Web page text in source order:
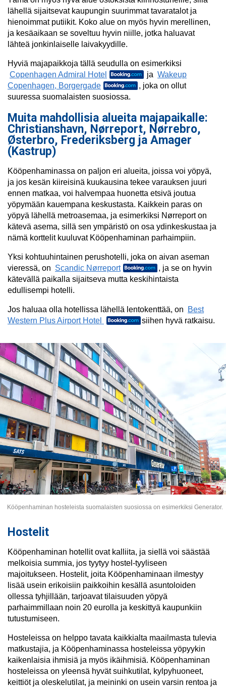
lähellä sijaitsevat kaupungin suurimmat tavaratalot ja
hienoimmat putiikit. Koko alue on myös hyvin merellinen,
ja kesäaikaan se soveltuu hyvin niille, jotka haluavat
lähteä jonkinlaiselle laivakyydille.
Hyviä majapaikkoja tällä seudulla on esimerkiksi
Copenhagen Admiral Hotel
ja Wakeup
Copenhagen, Borgergade
, joka on ollut
suuressa suomalaisten suosiossa.
Muita mahdollisia alueita majapaikalle:
Christianshavn, Nørreport, Nørrebro,
Østerbro, Frederiksberg ja Amager
(Kastrup)
Kööpenhaminassa on paljon eri alueita, joissa voi yöpyä,
ja jos kesän kiireisinä kuukausina tekee varauksen juuri
ennen matkaa, voi halvempaa huonetta etsivä joutua
yöpymään kauempana keskustasta. Kaikkein paras on
yöpyä lähellä metroasemaa, ja esimerkiksi Nørreport on
kätevä asema, sillä sen ympäristö on osa ydinkeskustaa ja
nämä korttelit kuuluvat Kööpenhaminan parhaimpiin.
Yksi kohtuuhintainen perushotelli, joka on aivan aseman
vieressä, on Scandic Nørreport
, ja se on hyvin
kätevällä paikalla sijaitseva mutta keskihintaista
edullisempi hotelli.
Jos haluaa olla hotellissa lähellä lentokenttää, on
Best
Western Plus Airport Hotel
siihen hyvä ratkaisu.
Kööpenhaminan hosteleista suomalaisten suosiossa on esimerkiksi Generator.
Hostelit
Kööpenhaminan hotellit ovat kalliita, ja siellä voi säästää
melkoisia summia, jos tyytyy hostel-tyyliseen
majoitukseen. Hostelit, joita Kööpenhaminaan ilmestyy
lisää usein erikoisiin paikkoihin kesällä asuntoloiden
ollessa tyhjillään, tarjoavat tilaisuuden yöpyä
parhaimmillaan noin 20 eurolla ja keskittyä kaupunkiin
tutustumiseen.
Hosteleissa on helppo tavata kaikkialta maailmasta tulevia
matkustajia, ja Kööpenhaminassa hosteleissa yöpyykin
kaikenlaisia ihmisiä ja myös ikäihmisiä. Kööpenhaminan
hosteleissa on yleensä hyvät suihkutilat, kylpyhuoneet,
keittiöt ja oleskelutilat, ja meininki on usein varsin rentoa ja